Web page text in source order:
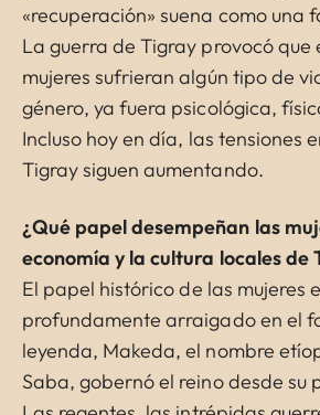
«recuperación» suena como una
La guerra de Tigray provocó que
mujeres sufrieran algún tipo de
género, ya fuera psicológica,
Incluso hoy en día, las tensiones
Tigray siguen aumentando.
¿Qué papel desempeñan las
economía y la cultura locales de
El papel histórico de las mujeres
profundamente arraigado en el
leyenda, Makeda, el nombre
Saba, gobernó el reino desde su